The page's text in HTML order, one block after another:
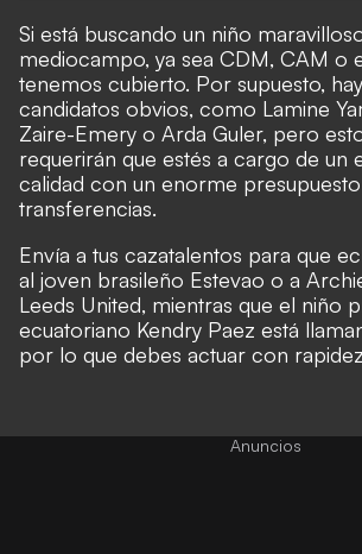
Si está buscando un niño
mediocampo, ya sea CDM, CAM o
tenemos cubierto. Por supuesto,
candidatos obvios, como Lamine
Zaire-Emery o Arda Guler, pero
requerirán que estés a cargo de un
calidad con un enorme
transferencias.
Envía a tus cazatalentos para que
al joven brasileño Estevao o a
Leeds United, mientras que el niño
ecuatoriano Kendry Paez está
por lo que debes actuar con